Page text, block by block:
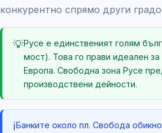
конкурентно спрямо други
💡Русе е единственият голям
мост). Това го прави идеален
Европа. Свободна зона Русе
производствени дейности.
ℹ️Банките около пл. Свобода